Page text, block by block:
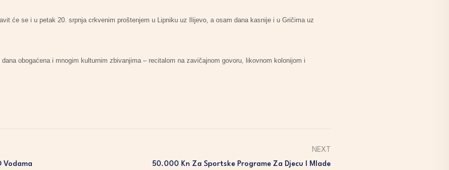
će se i u petak 20. srpnja crkvenim proštenjem u Lipniku uz Ilijevo, a osam dana kasnije i u Gričima uz
obogaćena i mnogim kulturnim zbivanjima – recitalom na zavičajnom govoru, likovnom kolonijom i
Vodama
NEXT
50.000 Kn Za Sportske Programe Za Djecu I Mlade